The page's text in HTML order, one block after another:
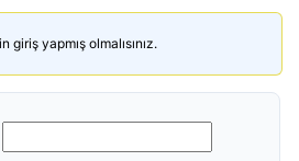
yapmış olmalısınız.